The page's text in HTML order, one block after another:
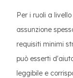
Per i ruoli a
assunzione
requisiti minimi
può esserti
leggibile e